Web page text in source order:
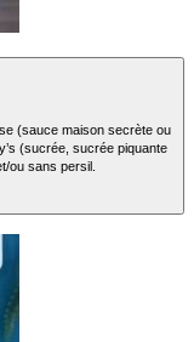
(sauce maison secrète ou
(sucrée, sucrée piquante
ou sans persil.